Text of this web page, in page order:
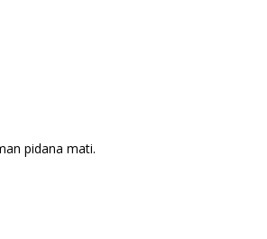
pidana mati.